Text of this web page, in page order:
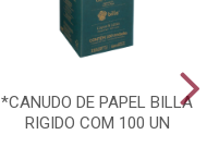
*CANUDO DE PAPEL BILLA
RIGIDO COM 100 UN